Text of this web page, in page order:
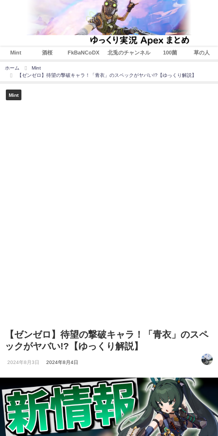
Mint 酒桜 FkBaNCoDX 北兎のチャンネル 100菌 草の人
ホーム
Mint
【ゼンゼロ】待望の撃破キャラ！「青衣」のスペックがヤバい!?【ゆっくり解説】
Mint
【ゼンゼロ】待望の撃破キャラ！「青衣」のスペ
ックがヤバい!?【ゆっくり解説】
2024年8月3日 2024年8月4日